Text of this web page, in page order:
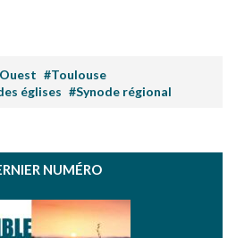
#Toulouse
églises #Synode régional
NUMÉRO